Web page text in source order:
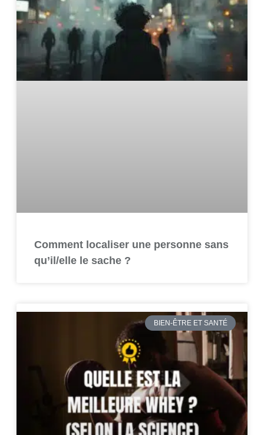
Comment localiser une personne sans
qu’il/elle le sache ?
BIEN-ÊTRE ET SANTÉ